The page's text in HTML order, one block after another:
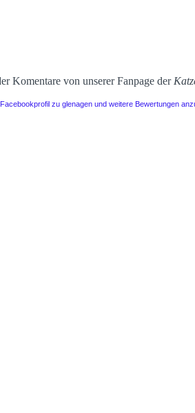
Komentare von unserer Fanpage der
zu glenagen und weitere Bewertungen